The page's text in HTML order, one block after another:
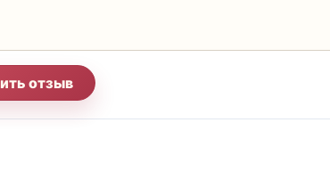
Отправить отзыв